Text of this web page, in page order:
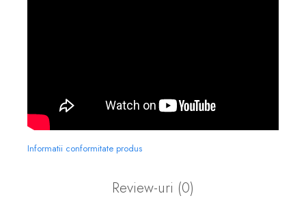
Informatii conformitate produs
Review-uri (0)